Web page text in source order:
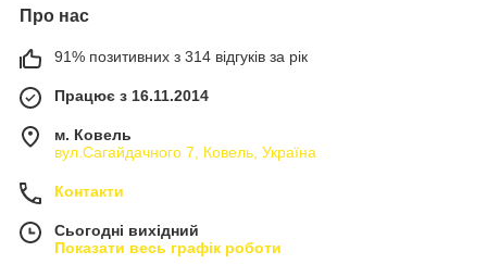
Про нас
91% позитивних з 314 відгуків за рік
Працює з 16.11.2014
м. Ковель
вул.Сагайдачного 7, Ковель, Україна
Контакти
Сьогодні вихідний
Показати весь графік роботи